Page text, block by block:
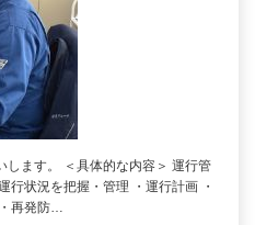
します。 ＜具体的な内容＞ 運行管
行状況を把握・管理 ・運行計画 ・
再発防…